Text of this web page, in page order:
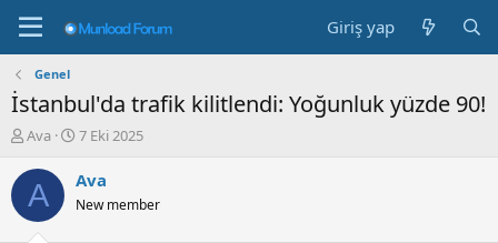
Giriş yap
Genel
İstanbul'da trafik kilitlendi: Yoğunluk yüzde 90!
K
n
b
u
Ava
B
ş
a
7 Eki 2025
A Ava
New member